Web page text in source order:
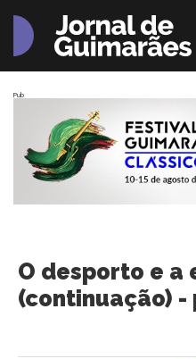
Pub
O desporto e a
(continuação) -